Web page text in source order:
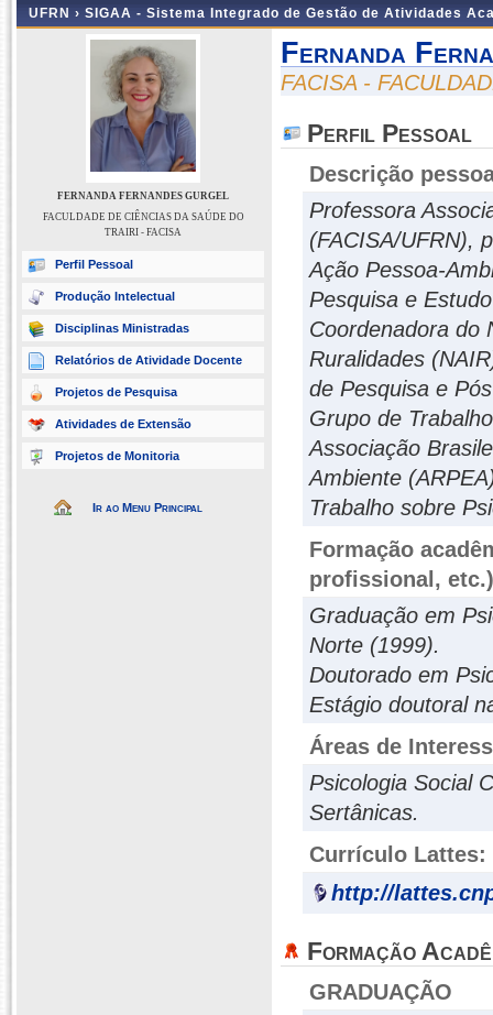
UFRN › SIGAA - Sistema Integrado de Gestão de Atividades
FERNANDA FERNANDES GURGEL
FACULDADE DE CIÊNCIAS DA SAÚDE DO
TRAIRI - FACISA
Perfil Pessoal
Produção Intelectual
Disciplinas Ministradas
Relatórios de Atividade Docente
Projetos de Pesquisa
Atividades de Extensão
Projetos de Monitoria
Ir ao Menu Principal
Fernanda
FACISA -
Perfil Pessoal
Descrição
Professora
(FACISA/UFRN),
Ação Pessoa-
Pesquisa e
Coordenadora do
Ruralidades
de Pesquisa e
Grupo de
Associação
Ambiente
Trabalho sobre
Formação
profissional, etc.)
Graduação em
Norte (1999).
Doutorado em
Estágio doutoral
Áreas de
Psicologia Social
Sertânicas.
Currículo Lattes:
http://
Formação
GRADUAÇÃO